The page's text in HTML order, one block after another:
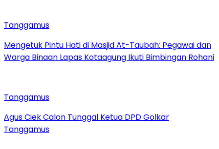
Tanggamus
Mengetuk Pintu Hati di Masjid At-Taubah: Pegawai dan
Warga Binaan Lapas Kotaagung Ikuti Bimbingan Rohani
Tanggamus
Agus Ciek Calon Tunggal Ketua DPD Golkar
Tanggamus